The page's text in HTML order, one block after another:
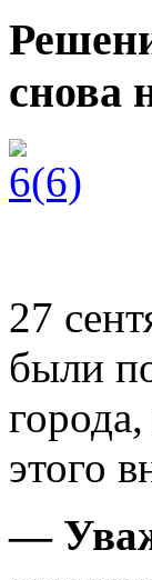
снова
27
были
этого
—